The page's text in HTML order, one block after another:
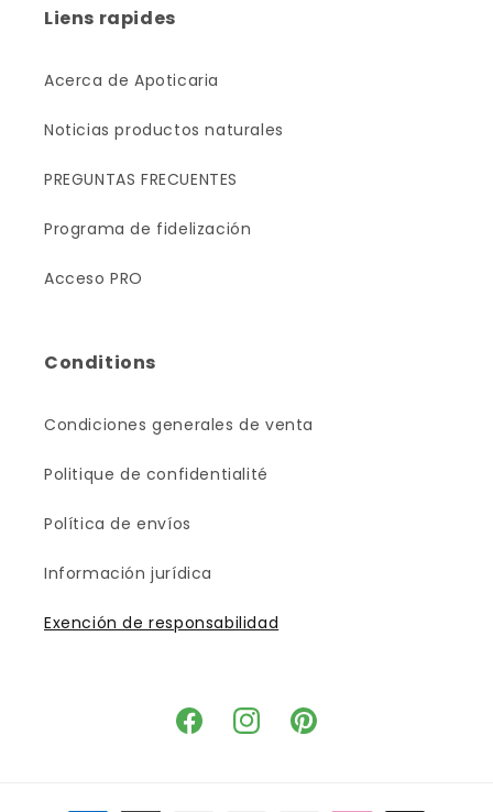
Liens rapides
Acerca de Apoticaria
Noticias productos naturales
PREGUNTAS FRECUENTES
Programa de fidelización
Acceso PRO
Conditions
Condiciones generales de venta
Politique de confidentialité
Política de envíos
Información jurídica
Exención de responsabilidad
FacebookInstagramPinterest